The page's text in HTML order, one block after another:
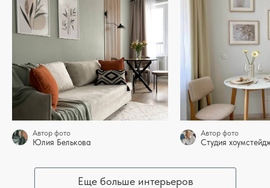
Автор фото
Юлия Белькова
Автор фото
Студия
Еще больше интерьеров